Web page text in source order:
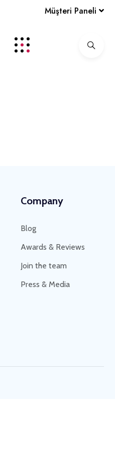
Müşteri Paneli
Company
Blog
Awards & Reviews
Join the team
Press & Media